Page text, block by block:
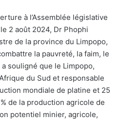
à l’Assemblée législative
2 août 2024, Dr Phophi
de la province du Limpopo,
la pauvreté, la faim, le
souligné que le Limpopo,
du Sud et responsable
mondiale de platine et 25
de la production agricole de
potentiel minier, agricole,